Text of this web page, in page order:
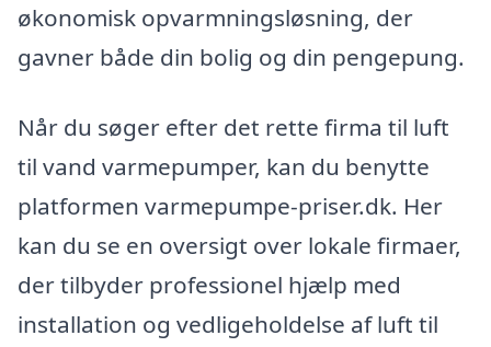
økonomisk opvarmningsløsning, der
gavner både din bolig og din pengepung.
Når du søger efter det rette firma til luft
til vand varmepumper, kan du benytte
platformen varmepumpe-priser.dk. Her
kan du se en oversigt over lokale firmaer,
der tilbyder professionel hjælp med
installation og vedligeholdelse af luft til